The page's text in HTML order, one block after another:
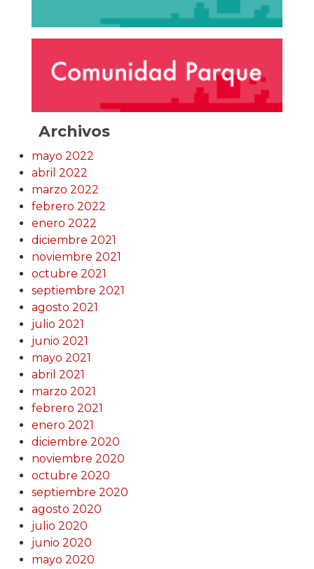
Archivos
mayo 2022
abril 2022
marzo 2022
febrero 2022
enero 2022
diciembre 2021
noviembre 2021
octubre 2021
septiembre 2021
agosto 2021
julio 2021
junio 2021
mayo 2021
abril 2021
marzo 2021
febrero 2021
enero 2021
diciembre 2020
noviembre 2020
octubre 2020
septiembre 2020
agosto 2020
julio 2020
junio 2020
mayo 2020